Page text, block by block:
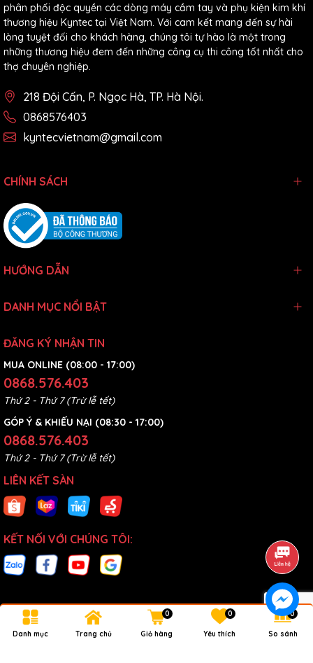
phân phối độc quyền các dòng máy cầm tay và phụ kiện kim khí
thương hiệu Kyntec tại Việt Nam. Với cam kết mang đến sự hài
lòng tuyệt đối cho khách hàng, chúng tôi tự hào là một trong
những thương hiệu đem đến những công cụ thi công tốt nhất cho
thợ chuyên nghiệp.
218 Đội Cấn, P. Ngọc Hà, TP. Hà Nội.
0868576403
kyntecvietnam@gmail.com
CHÍNH SÁCH
HƯỚNG DẪN
DANH MỤC NỔI BẬT
ĐĂNG KÝ NHẬN TIN
MUA ONLINE (08:00 - 17:00)
0868.576.403
Thứ 2 - Thứ 7 (Trừ lễ tết)
GÓP Ý & KHIẾU NẠI (08:30 - 17:00)
0868.576.403
Thứ 2 - Thứ 7 (Trừ lễ tết)
LIÊN KẾT SÀN
KẾT NỐI VỚI CHÚNG TÔI:
Bản quyền thuộc vềKyntec Power Tools
Danh mục Trang chủ Giỏ hàng
0
Yêu thích
0
So sánh
0